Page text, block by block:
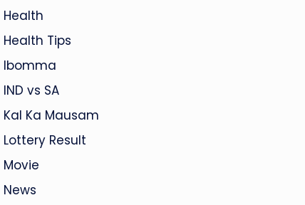
Health
Health Tips
Ibomma
IND vs SA
Kal Ka Mausam
Lottery Result
Movie
News